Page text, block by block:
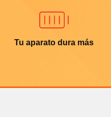
Tu aparato dura más